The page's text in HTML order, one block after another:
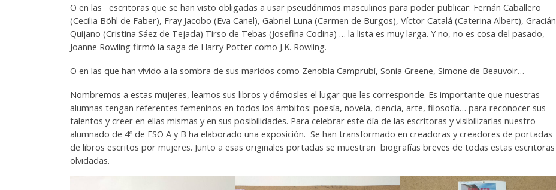
O en las escritoras que se han visto obligadas a usar pseudónimos masculinos para poder publicar: Fernán Caballero
(Cecilia Böhl de Faber), Fray Jacobo (Eva Canel), Gabriel Luna (Carmen de Burgos), Víctor Catalá (Caterina Albert), Gracián
Quijano (Cristina Sáez de Tejada) Tirso de Tebas (Josefina Codina) … la lista es muy larga. Y no, no es cosa del pasado,
Joanne Rowling firmó la saga de Harry Potter como J.K. Rowling.
O en las que han vivido a la sombra de sus maridos como Zenobia Camprubí, Sonia Greene, Simone de Beauvoir…
Nombremos a estas mujeres, leamos sus libros y démosles el lugar que les corresponde. Es importante que nuestras
alumnas tengan referentes femeninos en todos los ámbitos: poesía, novela, ciencia, arte, filosofía… para reconocer sus
talentos y creer en ellas mismas y en sus posibilidades. Para celebrar este día de las escritoras y visibilizarlas nuestro
alumnado de 4º de ESO A y B ha elaborado una exposición. Se han transformado en creadoras y creadores de portadas
de libros escritos por mujeres. Junto a esas originales portadas se muestran biografías breves de todas estas escritoras
olvidadas.